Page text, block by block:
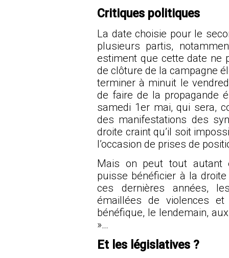
Critiques politiques
La date choisie pour le
plusieurs partis,
estiment que cette date ne
de clôture de la campagne
terminer à minuit le
de faire de la propagande
samedi 1er mai, qui sera,
des manifestations des
droite craint qu’il soit
l’occasion de prises de
Mais on peut tout autant
puisse bénéficier à la
ces dernières années,
émaillées de violences
bénéfique, le lendemain,
»…
Et les législatives ?